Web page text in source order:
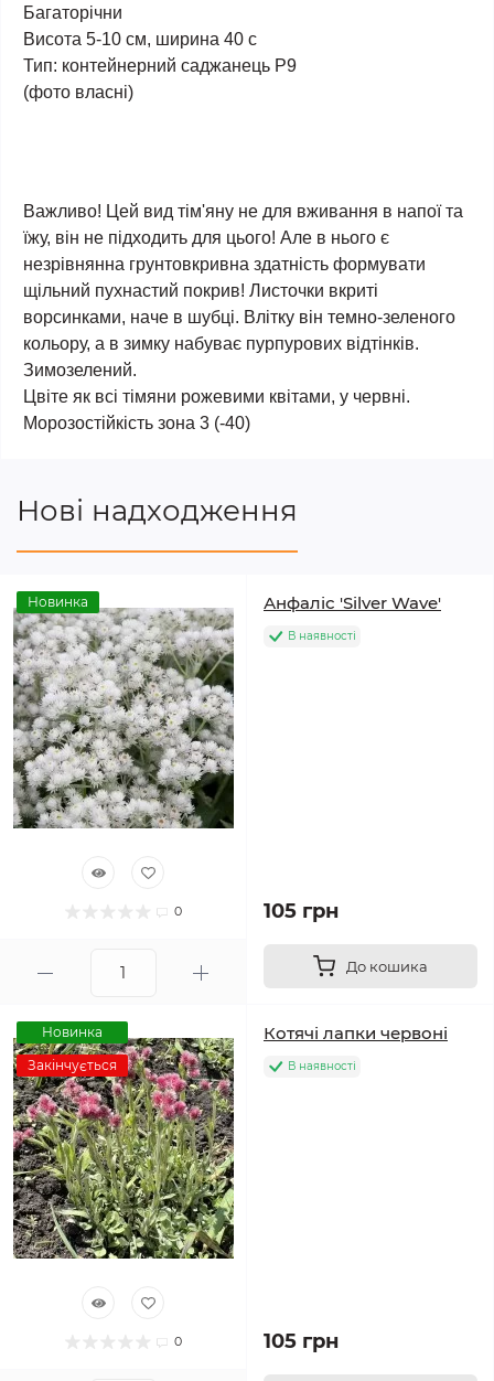
Багаторічни
Висота 5-10 см, ширина 40 с
Тип: контейнерний саджанець Р9
(фото власні)
Важливо! Цей вид тім'яну не для вживання в напої та
їжу, він не підходить для цього! Але в нього є
незрівнянна грунтовкривна здатність формувати
щільний пухнастий покрив! Листочки вкриті
ворсинками, наче в шубці. Влітку він темно-зеленого
кольору, а в зимку набуває пурпурових відтінків.
Зимозелений.
Цвіте як всі тімяни рожевими квітами, у червні.
Морозостійкість зона 3 (-40)
Нові надходження
Новинка
0
Анфаліс 'Silver Wave'
В наявності
105 грн
До кошика
Новинка
Закінчується
0
Котячі лапки червоні
В наявності
105 грн